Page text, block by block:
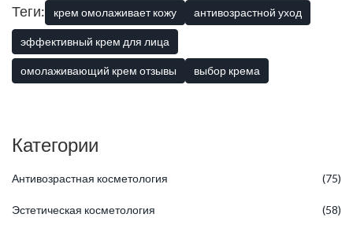
тестируйте и слушайте свою кожу. Пусть будет не идеальная
баночка, но любимое и рабочее средство.
Теги: крем омолаживает кожу антивозрастной уход
эффективный крем для лица
омолаживающий крем отзывы выбор крема
Категории
Антивозрастная косметология (75)
Эстетическая косметология (58)